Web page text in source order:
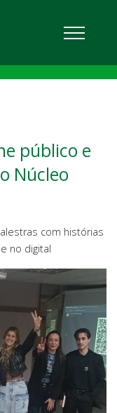
público e
Núcleo
com histórias
no digital